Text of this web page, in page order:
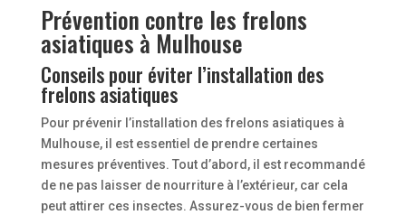
Prévention contre les frelons
asiatiques à Mulhouse
Conseils pour éviter l’installation des
frelons asiatiques
Pour prévenir l’installation des frelons asiatiques à
Mulhouse, il est essentiel de prendre certaines
mesures préventives. Tout d’abord, il est recommandé
de ne pas laisser de nourriture à l’extérieur, car cela
peut attirer ces insectes. Assurez-vous de bien fermer